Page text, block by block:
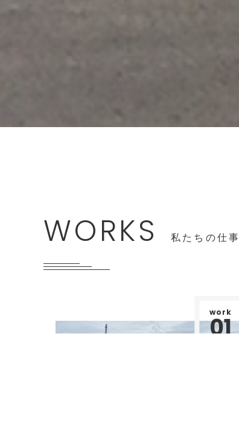
WORKS 私たちの仕事
work
01